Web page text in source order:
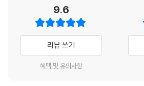
6 검사가 미탸를 사로잡다
7 미탸의 엄청난 비밀, 사람들은 휘파람을 불
8 증인들의 진술, 아귀들
9 미탸를 호송하다
트와 과학자 아인슈타인에 이르기까지 두 세기
지워지지 않을 영향을 남겼다. 『카라마조프 씨
의 40여 년에 걸친 창작의 결산인 마지막 장편
데서도 가장 심오한 사상적 깊이와 이에 걸맞
작품이다. 이 소설은 원래 2부작으로 구상되었
9.6
리뷰 쓰기
혜택 및 유의사항